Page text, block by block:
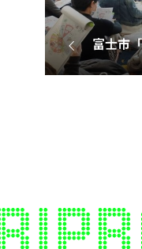
富士市